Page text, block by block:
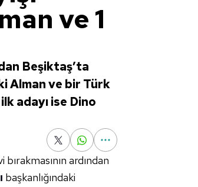
ve 1
Beşiktaş’ta
Alman ve bir Türk
adayı ise Dino
ardından
başkanlığındaki